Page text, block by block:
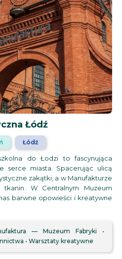
Łódź
Łódź
do Łodzi to fascynująca
serce miasta. Spacerując ulicą
zakątki, a w Manufakturze
W Centralnym Muzeum
barwne opowieści i kreatywne
— Muzeum Fabryki
Warsztaty kreatywne